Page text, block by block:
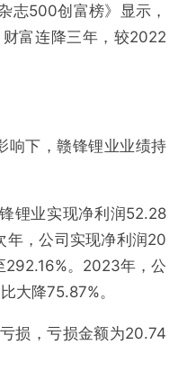
志500创富榜》显示，
富连降三年，较2022
响下，赣锋锂业业绩持
锂业实现净利润52.28
年，公司实现净利润20
292.16%。2023年，公
大降75.87%。
损，亏损金额为20.74